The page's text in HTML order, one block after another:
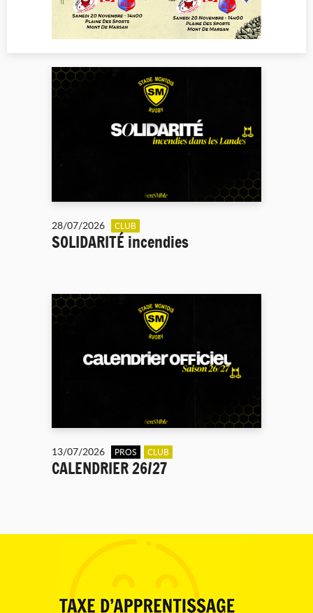
28/07/2026 CLUB
SOLIDARITÉ incendies
13/07/2026 PROS CLUB
CALENDRIER 26/27